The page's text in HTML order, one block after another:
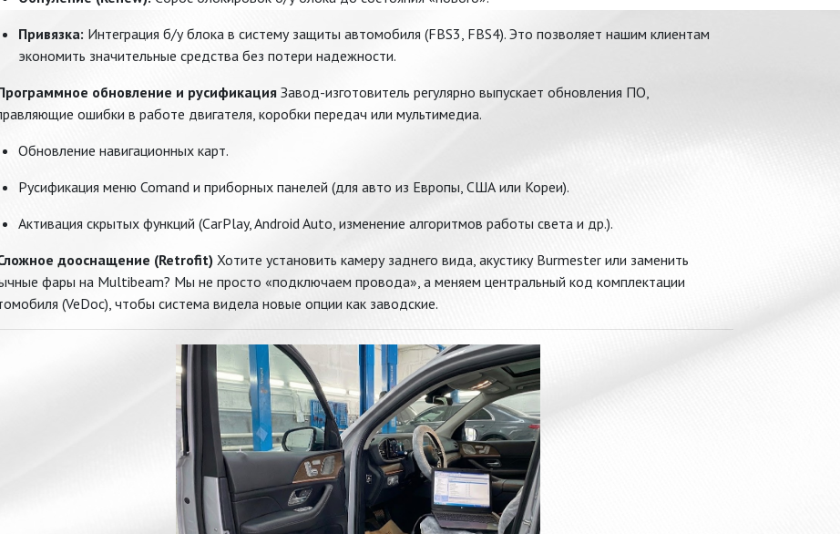
Привязка: Интеграция б/у блока в систему защиты автомобиля (FBS3, FBS4). Это позволяет нашим клиентам
экономить значительные средства без потери надежности.
обновление и русификацияЗавод-изготовитель регулярно выпускает обновления ПО,
ошибки в работе двигателя, коробки передач или мультимедиа.
Обновление навигационных карт.
Русификация меню Comand и приборных панелей (для авто из Европы, США или Кореи).
Активация скрытых функций (CarPlay, Android Auto, изменение алгоритмов работы света и др.).
дооснащение (Retrofit) Хотите установить камеру заднего вида, акустику Burmester или заменить
фары на Multibeam? Мы не просто «подключаем провода», а меняем центральный код комплектации
(VeDoc), чтобы система видела новые опции как заводские.